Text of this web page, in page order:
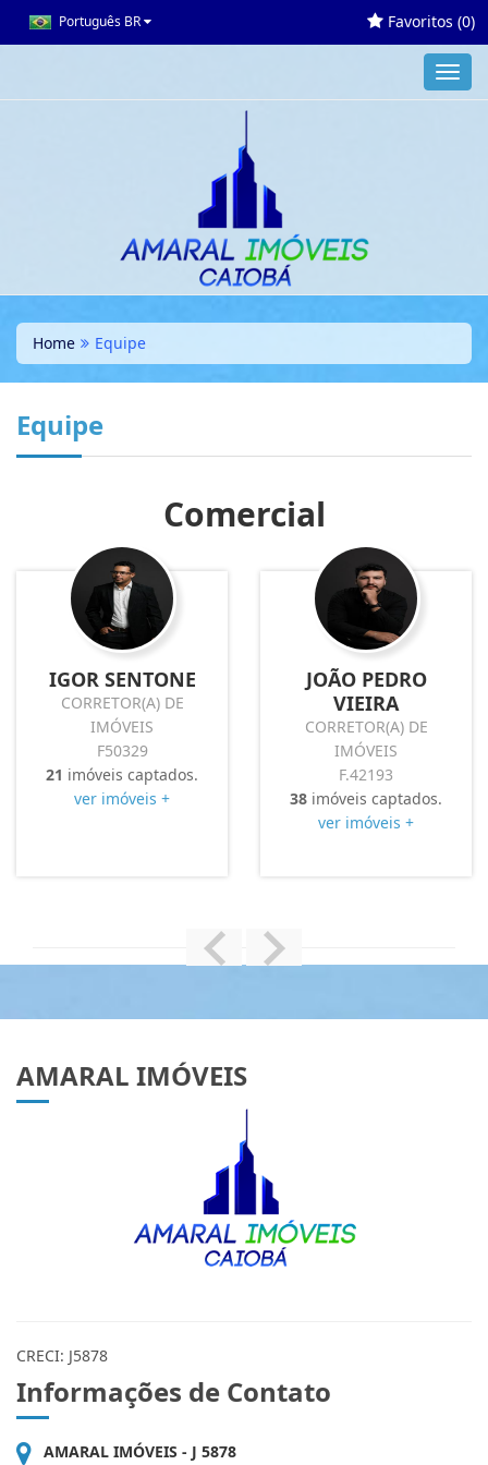
Português BR Favoritos (0)
Home Equipe
Equipe
Comercial
IGOR SENTONE
CORRETOR(A) DE
IMÓVEIS
F50329
21 imóveis captados.
ver imóveis +
JOÃO PEDRO
VIEIRA
CORRETOR(A) DE
IMÓVEIS
F.42193
38 imóveis captados.
ver imóveis +
AMARAL IMÓVEIS
CRECI: J5878
Informações de Contato
AMARAL IMÓVEIS - J 5878